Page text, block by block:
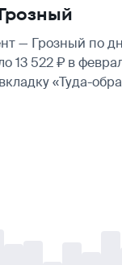
— Грозный по
13 522 ₽ в
«Туда-